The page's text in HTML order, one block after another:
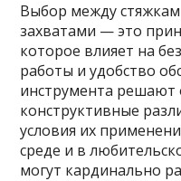
Выбор между
захватами — это
которое влияет на
работы и удобство
инструмента решают
конструктивные
условия их
среде и в
могут кардинально